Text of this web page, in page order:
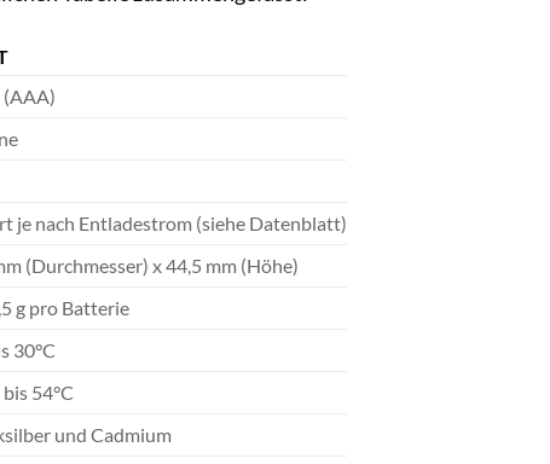
je nach Entladestrom (siehe Datenblatt)
(Durchmesser) x 44,5 mm (Höhe)
g pro Batterie
30°C
54°C
und Cadmium